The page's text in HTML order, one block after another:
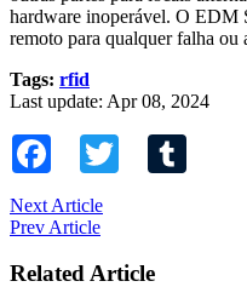
hardware inoperável. O EDM
remoto para qualquer falha ou
Tags: rfid
Last update: Apr 08, 2024
Facebook Twitter
Next Article
Prev Article
Related Article